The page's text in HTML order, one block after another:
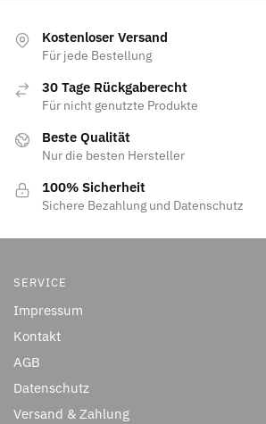
Kostenloser Versand
Für jede Bestellung
30 Tage Rückgaberecht
Für nicht genutzte Produkte
Beste Qualität
Nur die besten Hersteller
100% Sicherheit
Sichere Bezahlung und Datenschutz
SERVICE
Impressum
Kontakt
AGB
Datenschutz
Versand & Zahlung